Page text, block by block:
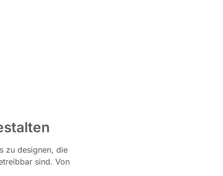
zu designen, die
sind. Von